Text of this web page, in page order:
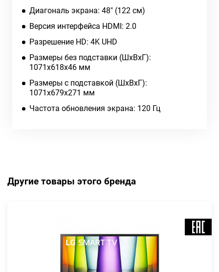
Диагональ экрана: 48" (122 см)
Версия интерфейса HDMI: 2.0
Разрешение HD: 4K UHD
Размеры без подставки (ШxВxГ):
1071x618x46 мм
Размеры с подставкой (ШxВxГ):
1071x679x271 мм
Частота обновления экрана: 120 Гц
Другие товары этого бренда